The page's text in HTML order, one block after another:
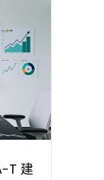
T 建